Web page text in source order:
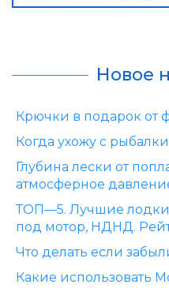
Новое
Крючки в подарок от
Когда ухожу с рыбалки,
Глубина лески от
атмосферное
ТОП—5. Лучшие
под мотор, НДНД.
Что делать если
Какие использовать